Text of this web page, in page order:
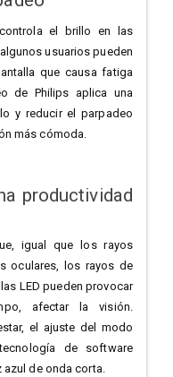
el brillo en las
usuarios pueden
que causa fatiga
de Philips aplica una
y reducir el parpadeo
más cómoda.
productividad
igual que los rayos
oculares, los rayos de
LED pueden provocar
afectar la visión.
el ajuste del modo
de software
azul de onda corta.